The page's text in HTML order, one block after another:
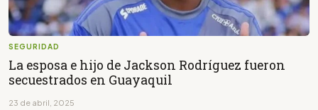
SEGURIDAD
La esposa e hijo de Jackson Rodríguez fueron
secuestrados en Guayaquil
23 de abril, 2025